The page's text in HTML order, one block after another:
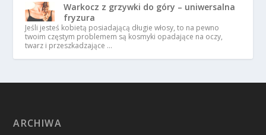
Warkocz z grzywki do góry – uniwersalna
fryzura
Jeśli jesteś kobietą posiadającą długie włosy, to na pewno
twoim częstym problemem są kosmyki opadające na oczy,
twarz i przeszkadzające …
ARCHIWA